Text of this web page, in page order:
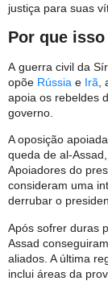
justiça para suas
Por que
A guerra civil da
opõe Rússia e Irã
apoia os rebeldes
governo.
A oposição
queda de al-
Apoiadores do
consideram uma
derrubar o
Após sofrer duras
Assad
aliados. A última
inclui áreas da